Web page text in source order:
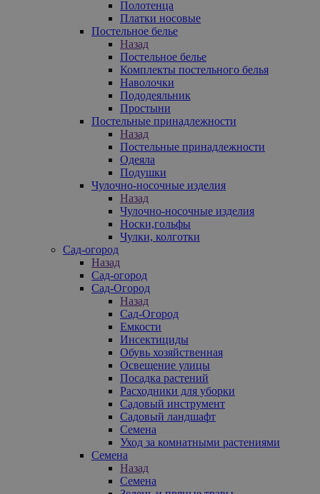
Полотенца
Платки носовые
Постельное белье
Назад
Постельное белье
Комплекты постельного белья
Наволочки
Пододеяльник
Простыни
Постельные принадлежности
Назад
Постельные принадлежности
Одеяла
Подушки
Чулочно-носочные изделия
Назад
Чулочно-носочные изделия
Носки,гольфы
Чулки, колготки
Сад-огород
Назад
Сад-огород
Сад-Огород
Назад
Сад-Огород
Емкости
Инсектициды
Обувь хозяйственная
Освещение улицы
Посадка растений
Расходники для уборки
Садовый инструмент
Садовый ландшафт
Семена
Уход за комнатными растениями
Семена
Назад
Семена